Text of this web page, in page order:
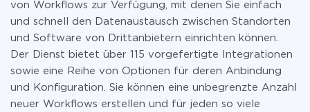
von Workflows zur Verfügung, mit denen Sie einfach
und schnell den Datenaustausch zwischen Standorten
und Software von Drittanbietern einrichten können.
Der Dienst bietet über 115 vorgefertigte Integrationen
sowie eine Reihe von Optionen für deren Anbindung
und Konfiguration. Sie können eine unbegrenzte Anzahl
neuer Workflows erstellen und für jeden so viele